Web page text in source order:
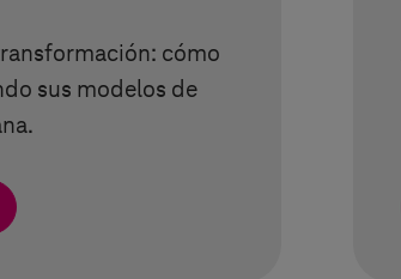
cómo
sus modelos de